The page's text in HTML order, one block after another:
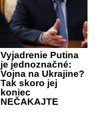
Vyjadrenie Putina
je jednoznačné:
Vojna na Ukrajine?
Tak skoro jej
koniec
NEČAKAJTE